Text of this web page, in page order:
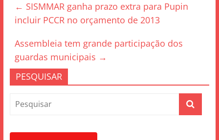
b
o
o
k
← SISMMAR ganha prazo extra para Pupin
incluir PCCR no orçamento de 2013
Assembleia tem grande participação dos
guardas municipais →
PESQUISAR